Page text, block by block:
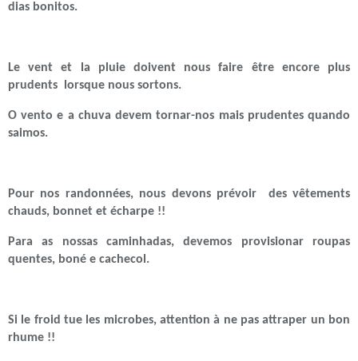
dias bonitos.
Le vent et la pluie doivent nous faire être encore plus
prudents lorsque nous sortons.
O vento e a chuva devem tornar-nos mais prudentes quando
saimos.
Pour nos randonnées, nous devons prévoir des vêtements
chauds, bonnet et écharpe !!
Para as nossas caminhadas, devemos provisionar roupas
quentes, boné e cachecol.
Si le froid tue les microbes, attention à ne pas attraper un bon
rhume !!